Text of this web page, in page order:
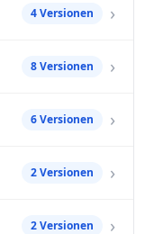
4 Versionen
8 Versionen
6 Versionen
2 Versionen
2 Versionen